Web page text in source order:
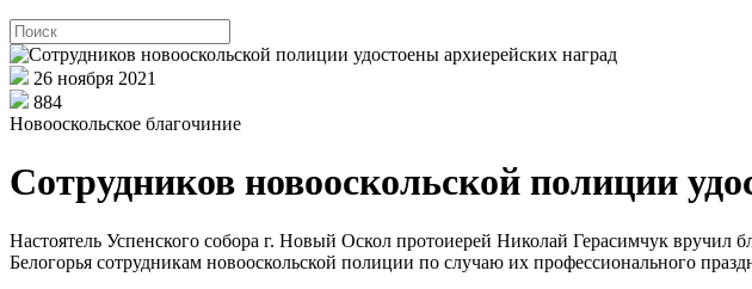
26 ноября 2021
884
Новооскольское благочиние
Сотрудников новооскольской полиции
Настоятель Успенского собора г. Новый Оскол протоиерей Николай Герасимчук
Белогорья сотрудникам новооскольской полиции по случаю их профессионального